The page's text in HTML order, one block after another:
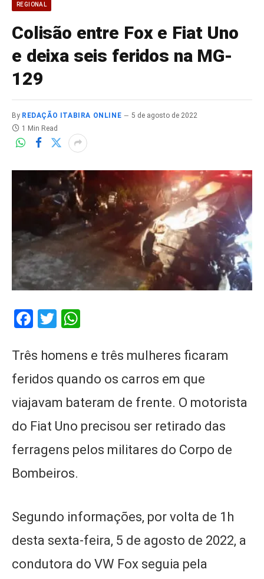
REGIONAL
Colisão entre Fox e Fiat Uno
e deixa seis feridos na MG-
129
By REDAÇÃO ITABIRA ONLINE
5 de agosto de 2022
1 Min Read
Facebook
Twitter
Três homens e três mulheres ficaram
feridos quando os carros em que
viajavam bateram de frente. O motorista
do Fiat Uno precisou ser retirado das
ferragens pelos militares do Corpo de
Bombeiros.
Segundo informações, por volta de 1h
desta sexta-feira, 5 de agosto de 2022, a
condutora do VW Fox seguia pela